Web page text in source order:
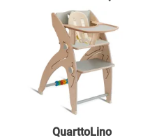
QuarttoLino